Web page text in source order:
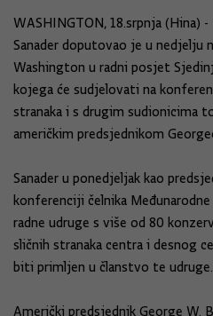
WASHINGTON, 18.srpnja (Hina)
Sanader doputovao je u nedjelju
Washington u radni posjet
kojega će sudjelovati na
stranaka i s drugim sudionicima
američkim predsjednikom
Sanader u ponedjeljak kao
konferenciji čelnika
radne udruge s više od 80
sličnih stranaka centra i desnog
biti primljen u članstvo te udruge.
Američki predsjednik George W.